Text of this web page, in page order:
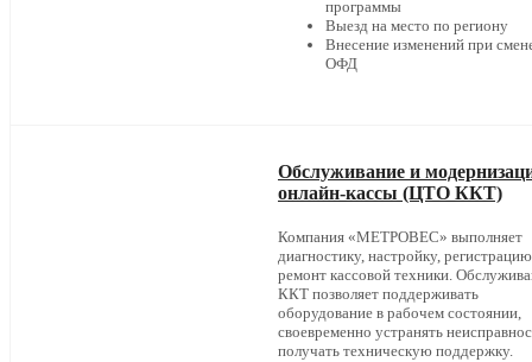
программы
Выезд на место по региону
Внесение изменений при
ОФД
Обслуживание и
онлайн-кассы (ЦТО ККТ)
Компания «МЕТРОВЕС» выполняет
диагностику, настройку,
ремонт кассовой техники.
ККТ позволяет поддерживать
оборудование в рабочем состоянии,
своевременно устранять
получать техническую поддержку.